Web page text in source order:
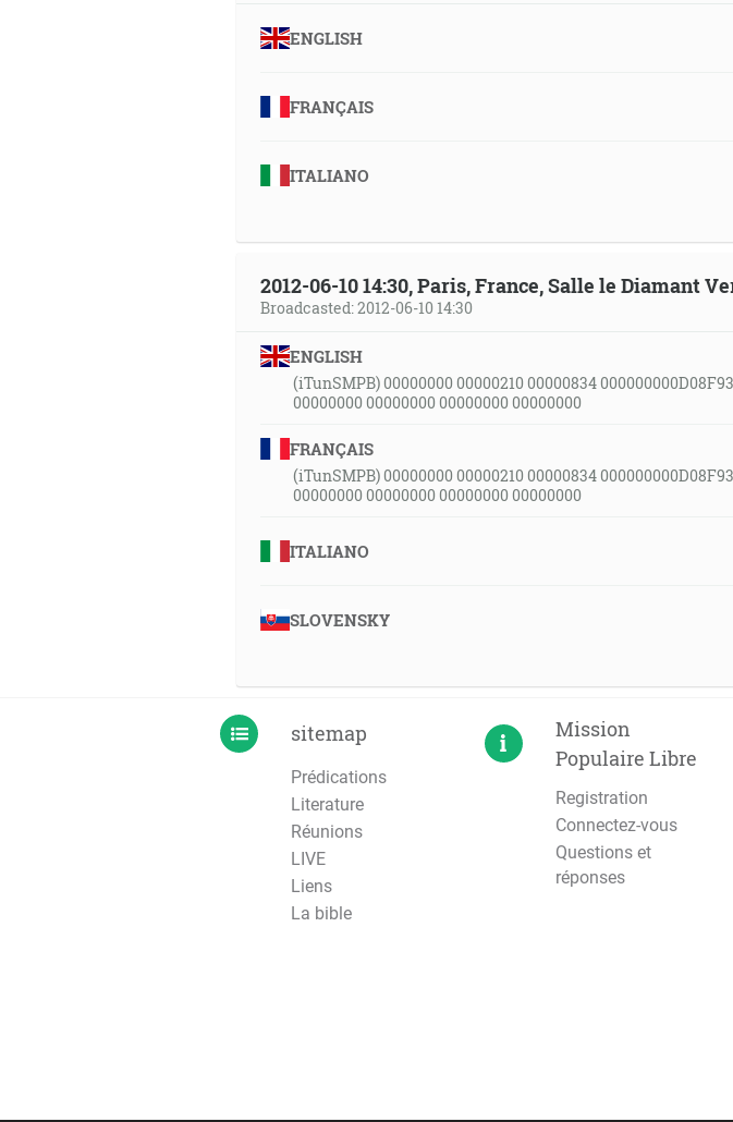
ENGLISH
FRANÇAIS
ITALIANO
2012-06-10 14:30, Paris, France, Salle le Diamant
Broadcasted: 2012-06-10 14:30
ENGLISH
(iTunSMPB) 00000000 00000210 00000834
00000000 00000000 00000000 00000000
FRANÇAIS
(iTunSMPB) 00000000 00000210 00000834
00000000 00000000 00000000 00000000
ITALIANO
SLOVENSKY
sitemap
Prédications
Literature
Réunions
LIVE
Liens
La bible
Mission
Populaire Libre
Registration
Connectez-vous
Questions et
réponses